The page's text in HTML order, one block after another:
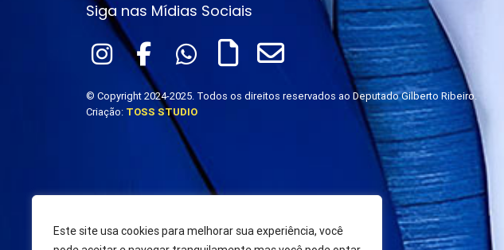
Este site usa cookies para melhorar sua experiência, você
Siga nas Mídias Sociais
© Copyright 2024-2025. Todos os direitos reservados ao Deputado Gilberto Ribeiro.
Criação: TOSS STUDIO